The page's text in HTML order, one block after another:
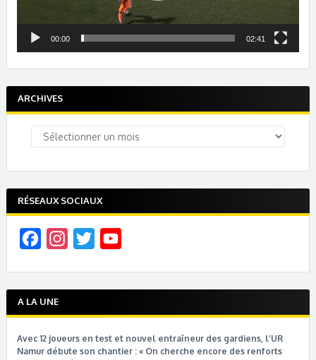
00:00 02:41
ARCHIVES
Archives
RÉSEAUX SOCIAUX
e
o
g
e
b
A LA UNE
Avec 12 joueurs en test et nouvel entraîneur des gardiens, l’UR
Namur débute son chantier : « On cherche encore des renforts